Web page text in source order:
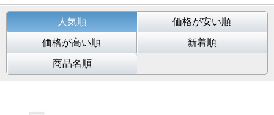
人気順
価格が安い順
価格が高い順
新着順
商品名順